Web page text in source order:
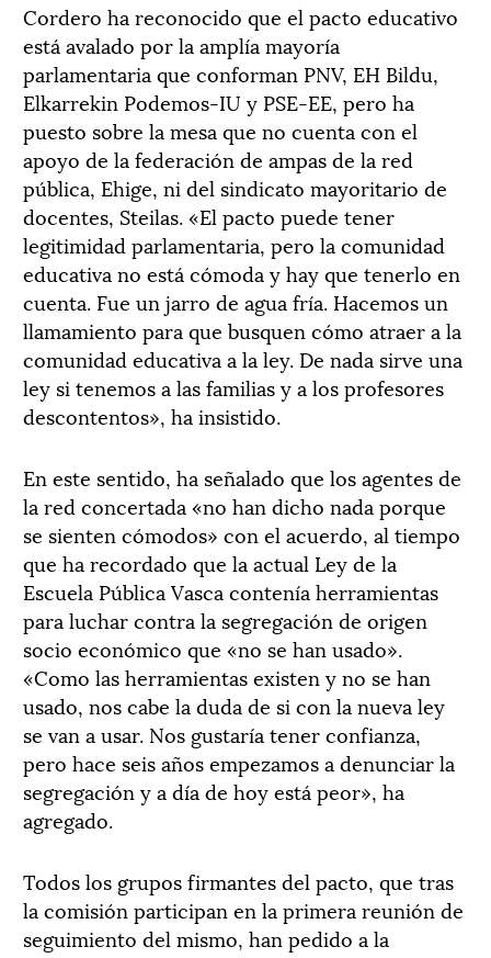
Cordero ha reconocido que el pacto educativo
está avalado por la amplía mayoría
parlamentaria que conforman PNV, EH Bildu,
Elkarrekin Podemos-IU y PSE-EE, pero ha
puesto sobre la mesa que no cuenta con el
apoyo de la federación de ampas de la red
pública, Ehige, ni del sindicato mayoritario de
docentes, Steilas. «El pacto puede tener
legitimidad parlamentaria, pero la comunidad
educativa no está cómoda y hay que tenerlo en
cuenta. Fue un jarro de agua fría. Hacemos un
llamamiento para que busquen cómo atraer a la
comunidad educativa a la ley. De nada sirve una
ley si tenemos a las familias y a los profesores
descontentos», ha insistido.
En este sentido, ha señalado que los agentes de
la red concertada «no han dicho nada porque
se sienten cómodos» con el acuerdo, al tiempo
que ha recordado que la actual Ley de la
Escuela Pública Vasca contenía herramientas
para luchar contra la segregación de origen
socio económico que «no se han usado».
«Como las herramientas existen y no se han
usado, nos cabe la duda de si con la nueva ley
se van a usar. Nos gustaría tener confianza,
pero hace seis años empezamos a denunciar la
segregación y a día de hoy está peor», ha
agregado.
Todos los grupos firmantes del pacto, que tras
la comisión participan en la primera reunión de
seguimiento del mismo, han pedido a la